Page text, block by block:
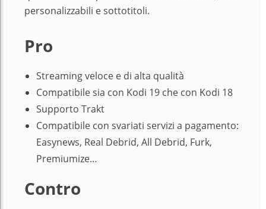
personalizzabili e sottotitoli.
Pro
Streaming veloce e di alta qualità
Compatibile sia con Kodi 19 che con Kodi 18
Supporto Trakt
Compatibile con svariati servizi a pagamento:
Easynews, Real Debrid, All Debrid, Furk,
Premiumize…
Contro